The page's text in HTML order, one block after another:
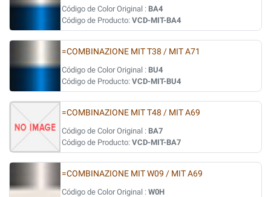
Código de Color Original : BA4
Código de Producto: VCD-MIT-BA4
=COMBINAZIONE MIT T38 / MIT A71
Código de Color Original : BU4
Código de Producto: VCD-MIT-BU4
=COMBINAZIONE MIT T48 / MIT A69
Código de Color Original : BA7
Código de Producto: VCD-MIT-BA7
=COMBINAZIONE MIT W09 / MIT A69
Código de Color Original : W0H